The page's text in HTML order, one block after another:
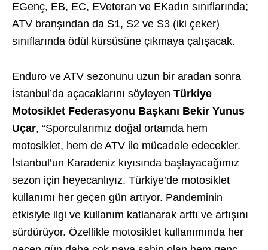
EGenç, EB, EC, EVeteran ve EKadın sınıflarında;
ATV branşından da S1, S2 ve S3 (iki çeker)
sınıflarında ödül kürsüsüne çıkmaya çalışacak.
Enduro ve ATV sezonunu uzun bir aradan sonra
İstanbul’da açacaklarını söyleyen Türkiye
Motosiklet Federasyonu Başkanı Bekir Yunus
Uçar, “Sporcularımız doğal ortamda hem
motosiklet, hem de ATV ile mücadele edecekler.
İstanbul’un Karadeniz kıyısında başlayacağımız
sezon için heyecanlıyız. Türkiye’de motosiklet
kullanımı her geçen gün artıyor. Pandeminin
etkisiyle ilgi ve kullanım katlanarak arttı ve artışını
sürdürüyor. Özellikle motosiklet kullanımında her